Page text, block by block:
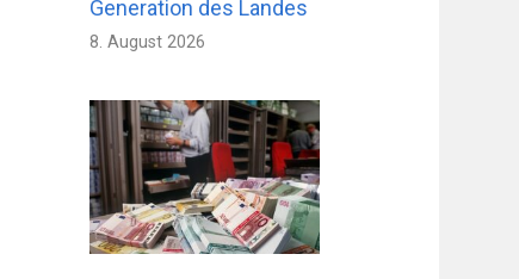
Generation des Landes
8. August 2026